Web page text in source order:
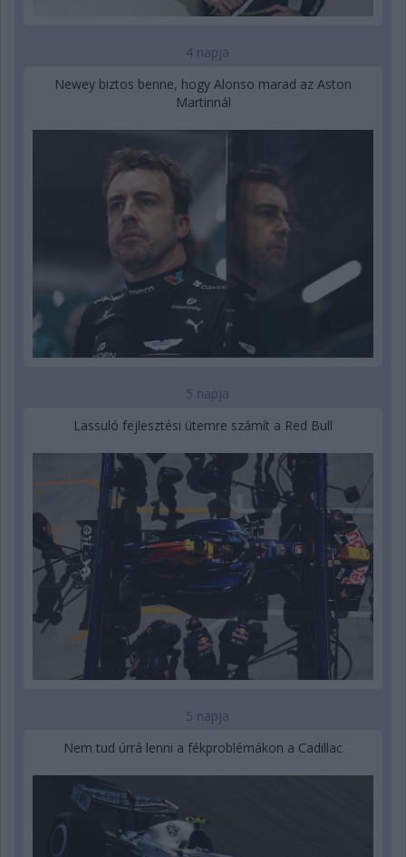
4 napja
Newey biztos benne, hogy Alonso marad az Aston
Martinnál
5 napja
Lassuló fejlesztési ütemre számít a Red Bull
5 napja
Nem tud úrrá lenni a fékproblémákon a Cadillac